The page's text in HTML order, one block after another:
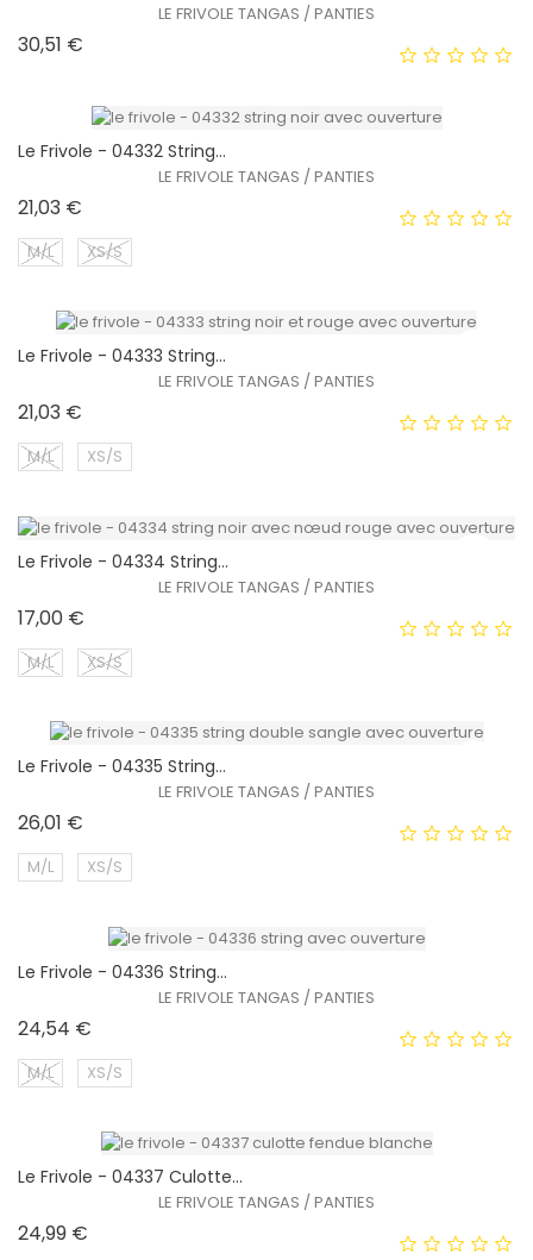
EXCLUSIVITÉ WEB !
HORS STOCK
LE FRIVOLE TANGAS / PANTIES
30,51 €
EXCLUSIVITÉ WEB !
HORS STOCK
Le Frivole - 04332 String...
LE FRIVOLE TANGAS / PANTIES
21,03 €
M/L XS/S
EXCLUSIVITÉ WEB !
Le Frivole - 04333 String...
LE FRIVOLE TANGAS / PANTIES
21,03 €
M/L XS/S
EXCLUSIVITÉ WEB !
HORS STOCK
Le Frivole - 04334 String...
LE FRIVOLE TANGAS / PANTIES
17,00 €
M/L XS/S
EXCLUSIVITÉ WEB !
Le Frivole - 04335 String...
LE FRIVOLE TANGAS / PANTIES
26,01 €
M/L XS/S
EXCLUSIVITÉ WEB !
Le Frivole - 04336 String...
LE FRIVOLE TANGAS / PANTIES
24,54 €
M/L XS/S
Le Frivole - 04337 Culotte...
LE FRIVOLE TANGAS / PANTIES
24,99 €